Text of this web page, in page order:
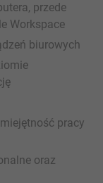
przede
Workspace
biurowych
pracy
oraz